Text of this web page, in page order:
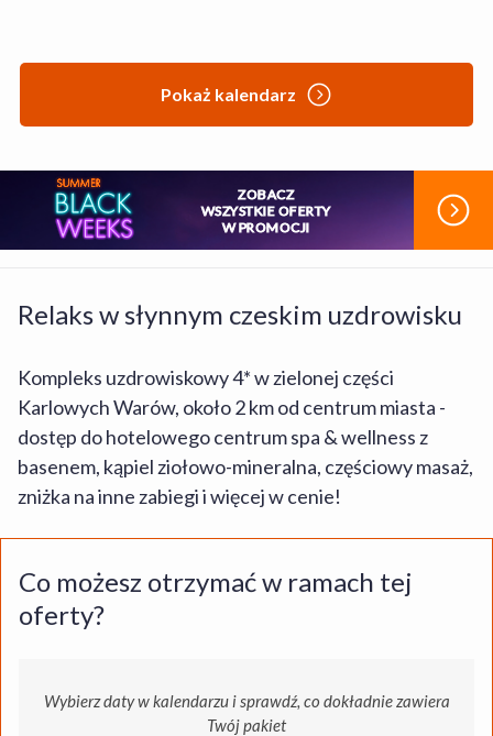
Pokaż kalendarz
ZOBACZ
WSZYSTKIE OFERTY
W PROMOCJI
Relaks w słynnym czeskim uzdrowisku
Kompleks uzdrowiskowy 4* w zielonej części
Karlowych Warów, około 2 km od centrum miasta -
dostęp do hotelowego centrum spa & wellness z
basenem, kąpiel ziołowo-mineralna, częściowy masaż,
zniżka na inne zabiegi i więcej w cenie!
Co możesz otrzymać w ramach tej
oferty?
Wybierz daty w kalendarzu i sprawdź, co dokładnie zawiera
Twój pakiet